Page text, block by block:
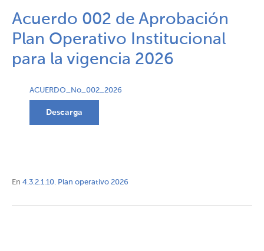
Acuerdo 002 de Aprobación
Plan Operativo Institucional
para la vigencia 2026
ACUERDO_No_002_2026
Descarga
En 4.3.2.1.10. Plan operativo 2026